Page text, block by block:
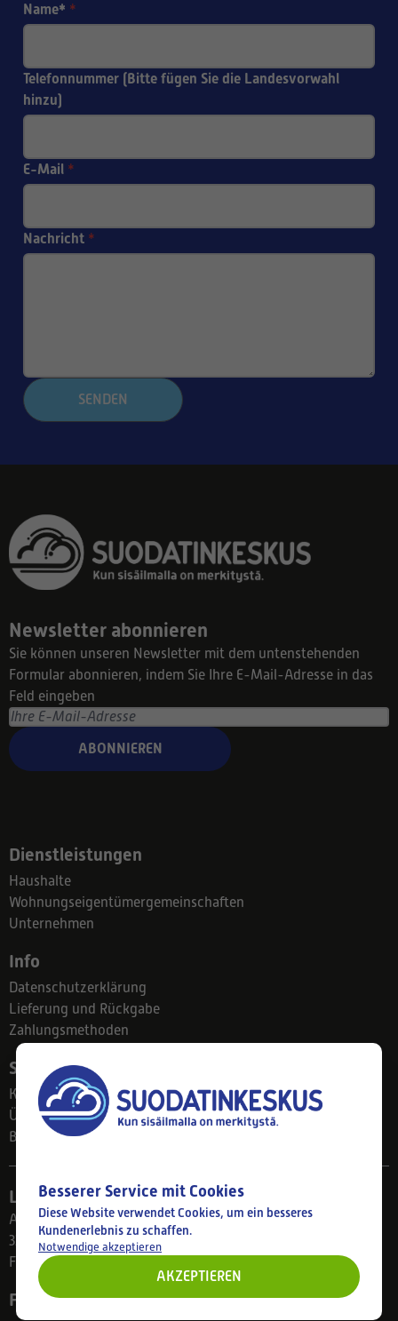
Name* *
Telefonnummer (Bitte fügen Sie die Landesvorwahl
hinzu)
E-Mail *
Nachricht *
SENDEN
Newsletter abonnieren
Sie können unseren Newsletter mit dem untenstehenden
Formular abonnieren, indem Sie Ihre E-Mail-Adresse in das
Feld eingeben
ABONNIEREN
Dienstleistungen
Haushalte
Wohnungseigentümergemeinschaften
Unternehmen
Info
Datenschutzerklärung
Lieferung und Rückgabe
Zahlungsmethoden
Suodatinkeskus
Kontakt
Über uns
Blog
Ladengeschäft
Ahlmanintie 61
33800 Tampere
Finnland
Folgen Sie uns
Besserer Service mit Cookies
Diese Website verwendet Cookies, um ein besseres
Kundenerlebnis zu schaffen.
Notwendige akzeptieren
AKZEPTIEREN